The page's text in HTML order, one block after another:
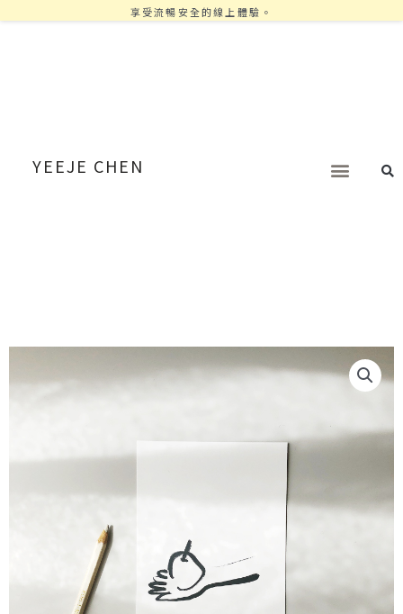
享受流暢安全的線上體驗。
YEEJE CHEN